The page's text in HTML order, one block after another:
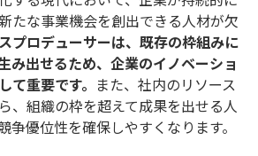
たな事業機会を創出できる人材が欠
プロデューサーは、既存の枠組みに
み出せるため、企業のイノベーショ
て重要です。 また、社内のリソース
、組織の枠を超えて成果を出せる人
争優位性を確保しやすくなります。